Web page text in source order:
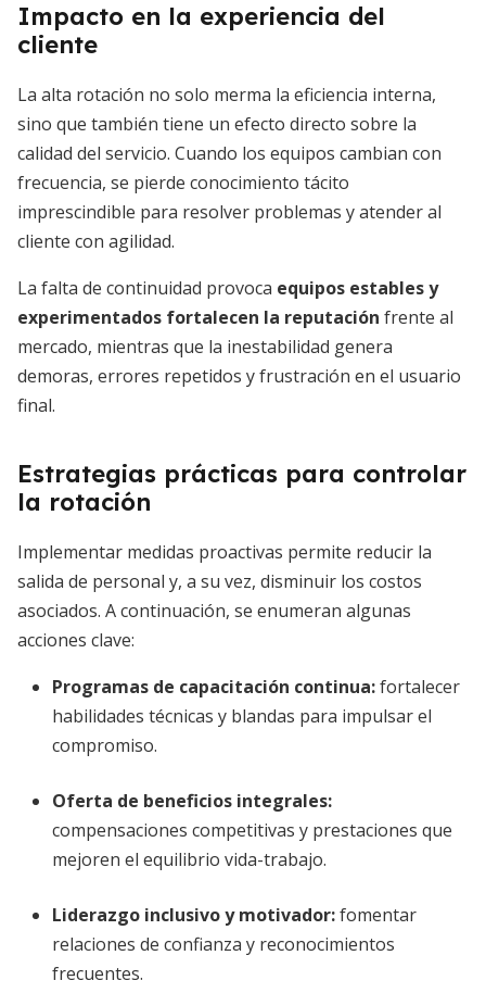
Impacto en la experiencia del
cliente
La alta rotación no solo merma la eficiencia interna,
sino que también tiene un efecto directo sobre la
calidad del servicio. Cuando los equipos cambian con
frecuencia, se pierde conocimiento tácito
imprescindible para resolver problemas y atender al
cliente con agilidad.
La falta de continuidad provoca equipos estables y
experimentados fortalecen la reputación frente al
mercado, mientras que la inestabilidad genera
demoras, errores repetidos y frustración en el usuario
final.
Estrategias prácticas para controlar
la rotación
Implementar medidas proactivas permite reducir la
salida de personal y, a su vez, disminuir los costos
asociados. A continuación, se enumeran algunas
acciones clave:
Programas de capacitación continua:fortalecer
habilidades técnicas y blandas para impulsar el
compromiso.
Oferta de beneficios integrales:
compensaciones competitivas y prestaciones que
mejoren el equilibrio vida-trabajo.
Liderazgo inclusivo y motivador:fomentar
relaciones de confianza y reconocimientos
frecuentes.